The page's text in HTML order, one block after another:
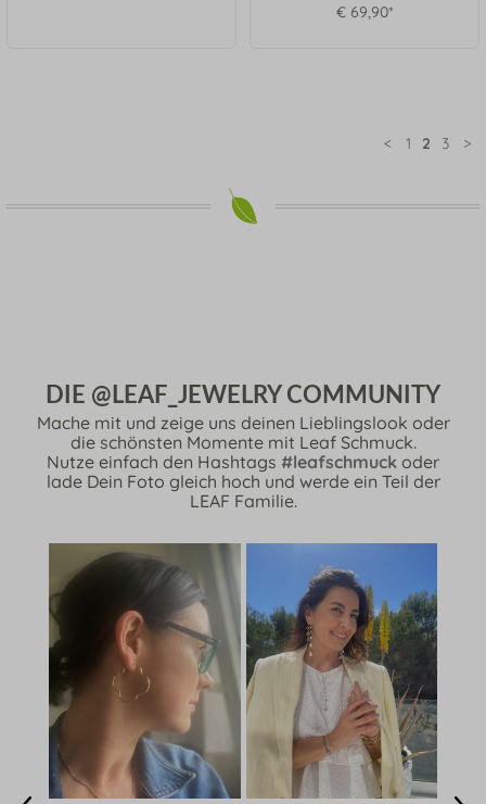
€ 69,90*
< 1 2 3 >
DIE @LEAF_JEWELRY COMMUNITY
Mache mit und zeige uns deinen Lieblingslook oder
die schönsten Momente mit Leaf Schmuck.
Nutze einfach den Hashtags #leafschmuck oder
lade Dein Foto gleich hoch und werde ein Teil der
LEAF Familie.